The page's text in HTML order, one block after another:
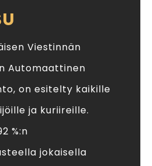
Viestinnän
Automaattinen
on esitelty kaikille
ja kuriireille.
%:n
jokaisella